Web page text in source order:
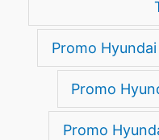
Promo
Promo
Promo